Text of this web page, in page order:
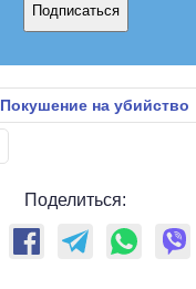
Подписаться
Покушение на убийство
Поделиться: